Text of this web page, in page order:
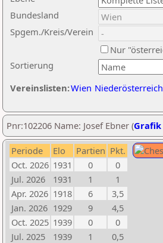
Sortierung
Bundesland
Spgem./Kreis/Verein
Nur
Vereinslisten:Wien Niederösterreich
Pnr:102206 Name: Josef Ebner (Grafik
Periode Elo Partien Pkt.
Oct. 2026 1931 0
0
Jul. 2026
1931 1
1
Apr. 2026 1918 6
3,5
Jan. 2026 1929 9
4,5
Oct. 2025 1939 0
0
Jul. 2025
1939 1
0,5